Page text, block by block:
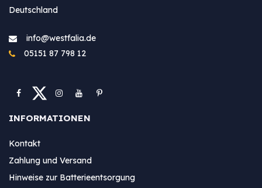
Deutschland
info@westfa​lia.de
05151 87 798 12
INFORMATIONEN
Kontakt
Zahlung und Versand
Hinweise zur Batterieentsorgung